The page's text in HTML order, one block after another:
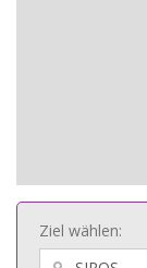
Ziel wählen: